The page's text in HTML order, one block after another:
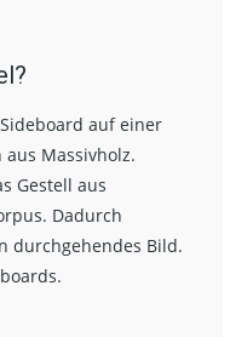
auf einer
Massivholz.
Gestell aus
Dadurch
durchgehendes Bild.